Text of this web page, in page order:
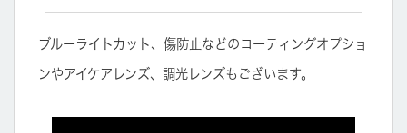
ブルーライトカット、傷防止などのコーティングオプショ
ンやアイケアレンズ、調光レンズもございます。